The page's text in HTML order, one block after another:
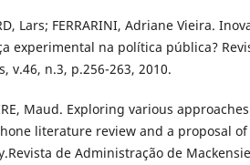
Lars; FERRARINI, Adriane Vieira.
experimental na política pública?
v.46, n.3, p.256-263, 2010.
Maud. Exploring various
literature review and a proposal
de Administração de